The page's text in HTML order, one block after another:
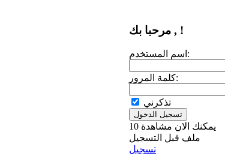
مرحبا بك , !
اسم المستخدم:
كلمة المرور:
تذكرني
يمكنك الان مشاهدة 10
ملف قبل التسجيل
تسجيل